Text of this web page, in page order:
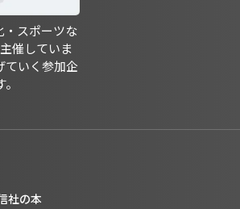
スポーツな
催していま
ていく参加企
社の本